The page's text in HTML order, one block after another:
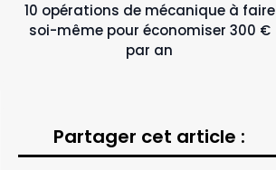
10 opérations de mécanique à faire
soi-même pour économiser 300 €
par an
Partager cet article :